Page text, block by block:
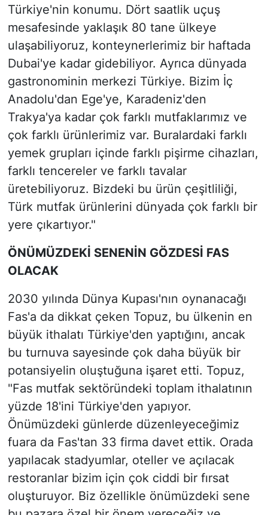
Türkiye'nin konumu. Dört saatlik uçuş
mesafesinde yaklaşık 80 tane ülkeye
ulaşabiliyoruz, konteynerlerimiz bir haftada
Dubai'ye kadar gidebiliyor. Ayrıca dünyada
gastronominin merkezi Türkiye. Bizim İç
Anadolu'dan Ege'ye, Karadeniz'den
Trakya'ya kadar çok farklı mutfaklarımız ve
çok farklı ürünlerimiz var. Buralardaki farklı
yemek grupları içinde farklı pişirme cihazları,
farklı tencereler ve farklı tavalar
üretebiliyoruz. Bizdeki bu ürün çeşitliliği,
Türk mutfak ürünlerini dünyada çok farklı bir
yere çıkartıyor."
ÖNÜMÜZDEKİ SENENİN GÖZDESİ FAS
OLACAK
2030 yılında Dünya Kupası'nın oynanacağı
Fas'a da dikkat çeken Topuz, bu ülkenin en
büyük ithalatı Türkiye'den yaptığını, ancak
bu turnuva sayesinde çok daha büyük bir
potansiyelin oluştuğuna işaret etti. Topuz,
"Fas mutfak sektöründeki toplam ithalatının
yüzde 18'ini Türkiye'den yapıyor.
Önümüzdeki günlerde düzenleyeceğimiz
fuara da Fas'tan 33 firma davet ettik. Orada
yapılacak stadyumlar, oteller ve açılacak
restoranlar bizim için çok ciddi bir fırsat
oluşturuyor. Biz özellikle önümüzdeki sene